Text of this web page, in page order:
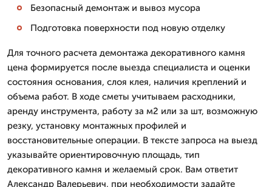
Безопасный демонтаж и вывоз мусора
Подготовка поверхности под новую отделку
Для точного расчета демонтажа декоративного камня
цена формируется после выезда специалиста и оценки
состояния основания, слоя клея, наличия креплений и
объема работ. В ходе сметы учитываем расходники,
аренду инструмента, работу за м2 или за шт, возможную
резку, установку монтажных профилей и
восстановительные операции. В тексте запроса на выезд
указывайте ориентировочную площадь, тип
декоративного камня и желаемый срок. Вам ответит
Александр Валерьевич, при необходимости задайте